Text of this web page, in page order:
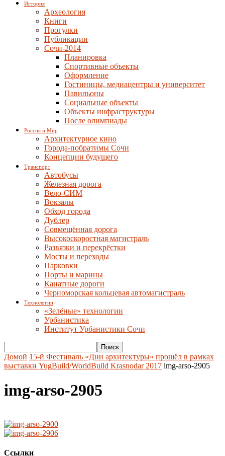
История
Археология
Книги
Прогулки
Публикации
Сочи-2014
Планировка
Спортивные объекты
Оформление
Гостиницы, медиацентры и университет
Павильоны
Социальные объекты
Объекты инфраструктуры
После олимпиады
Россия и Мир
Архитектурное кино
Города-побратимы Сочи
Концепции будущего
Транспорт
Автобусы
Железная дорога
Вело-СИМ
Вокзалы
Обход города
Дублер
Совмещённая дорога
Высокоскоростная магистраль
Развязки и перекрёстки
Мосты и переходы
Парковки
Порты и марины
Канатные дороги
Черноморская кольцевая автомагистраль
Технологии
«Зелёные» технологии
Урбанистика
Институт Урбанистики Сочи
Домой 15-й Фестиваль «Дни архитектуры» прошёл в рамках
выставки YugBuild/WorldBuild Krasnodar 2017 img-arso-2905
img-arso-2905
Ссылки